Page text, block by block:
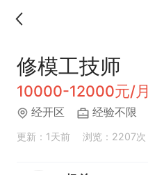
修模工技师
10000-12000元/月
经开区 经验不限
更新：1天前 浏览：2207次